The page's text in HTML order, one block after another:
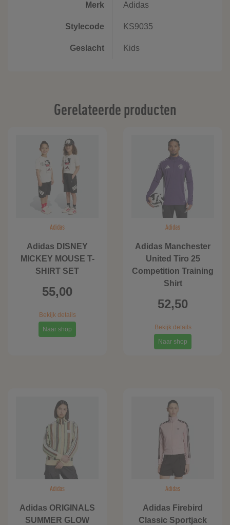
Merk Adidas
Stylecode KS9035
Geslacht Kids
Gerelateerde producten
Adidas
Adidas DISNEY
MICKEY MOUSE T-
SHIRT SET
55,00
Bekijk details
Naar shop
Adidas
Adidas Manchester
United Tiro 25
Competition Training
Shirt
52,50
Bekijk details
Naar shop
Adidas
Adidas ORIGINALS
SUMMER GLOW
Adidas
Adidas Firebird
Classic Sportjack